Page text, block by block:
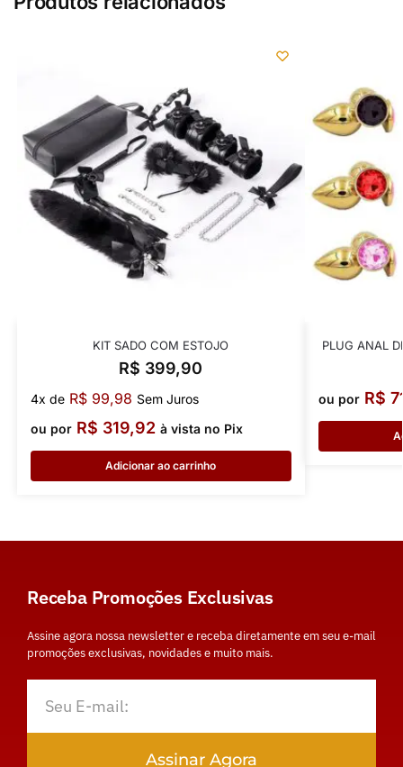
KIT SADO COM ESTOJO
R$ 399,90
4x de R$99,98 Sem Juros
ou por R$ 319,92 à vista no Pix
Adicionar ao carrinho
PLUG ANAL
ou por R$
Receba Promoções Exclusivas
Assine agora nossa newsletter e receba diretamente em seu e-mail
promoções exclusivas, novidades e muito mais.
Assinar Agora